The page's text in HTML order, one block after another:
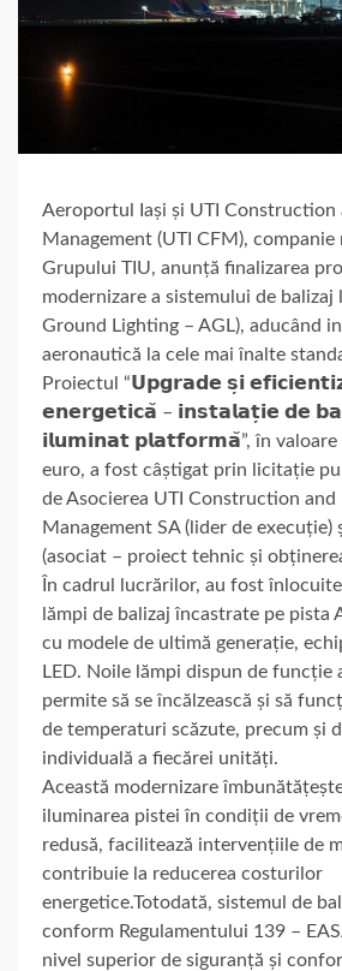
Aeroportul Iași și UTI Construction
Management (UTI CFM), companie
Grupului TIU, anunță finalizarea
modernizare a sistemului de balizaj
Ground Lighting – AGL), aducând
aeronautică la cele mai înalte
Proiectul “𝗨𝗽𝗴𝗿𝗮𝗱𝗲 𝘀̦𝗶
𝗲𝗻𝗲𝗿𝗴𝗲𝘁𝗶𝗰𝗮̆ – 𝗶𝗻𝘀𝘁𝗮𝗹𝗮𝘁̦𝗶𝗲 𝗱𝗲
𝗶𝗹𝘂𝗺𝗶𝗻𝗮𝘁 𝗽𝗹𝗮𝘁𝗳𝗼𝗿𝗺𝗮̆”, în valoare
euro, a fost câștigat prin licitație
de Asocierea UTI Construction and
Management SA (lider de
(asociat – proiect tehnic și
În cadrul lucrărilor, au fost
lămpi de balizaj încastrate pe pista
cu modele de ultimă generație,
LED. Noile lămpi dispun de funcție
permite să se încălzească și să
de temperaturi scăzute, precum și
individuală a fiecărei unități.
Această modernizare
iluminarea pistei în condiții de
redusă, facilitează intervențiile de
contribuie la reducerea costurilor
energetice.Totodată, sistemul de
conform Regulamentului 139 –
nivel superior de siguranță și